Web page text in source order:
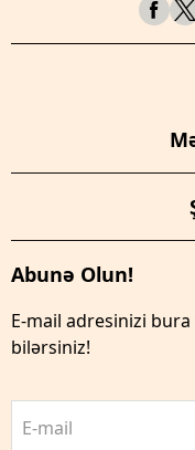
Abunə Olun!
E-mail adresinizi
bilərsiniz!
E-mail